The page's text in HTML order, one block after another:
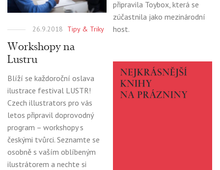
připravila Toybox, která se
zúčastnila jako mezinárodní
host.
26.9.2018 Tipy & Triky
Workshopy na
Lustru
Blíží se každoroční oslava
ilustrace festival LUSTR!
Czech illustrators pro vás
letos připravil doprovodný
program – workshopy s
českými tvůrci. Seznamte se
osobně s vaším oblíbeným
ilustrátorem a nechte si